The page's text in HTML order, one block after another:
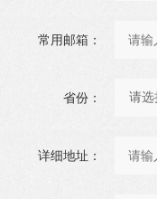
常用邮箱：
省份：
详细地址：